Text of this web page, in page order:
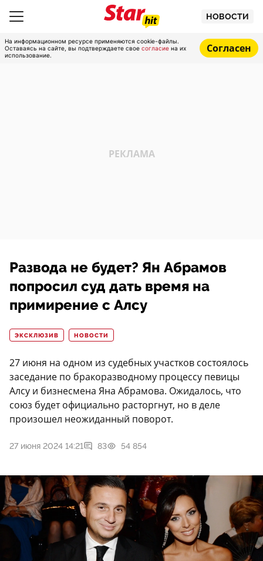
НОВОСТИ
На информационном ресурсе применяются cookie-файлы.
Оставаясь на сайте, вы подтверждаете свое согласие на их
использование.
Согласен
Развода не будет? Ян Абрамов
попросил суд дать время на
примирение с Алсу
ЭКСКЛЮЗИВ НОВОСТИ
27 июня на одном из судебных участков состоялось
заседание по бракоразводному процессу певицы
Алсу и бизнесмена Яна Абрамова. Ожидалось, что
союз будет официально расторгнут, но в деле
произошел неожиданный поворот.
27 июня 2024 14:21 83 54 854